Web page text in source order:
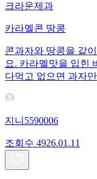
크라운제과
카라멜콘 땅콩
콘과자와 땅콩을 같
요. 카라멜맛을 입힌
다먹고 없으면 과자
지니5590006
조회수 4926.01.11